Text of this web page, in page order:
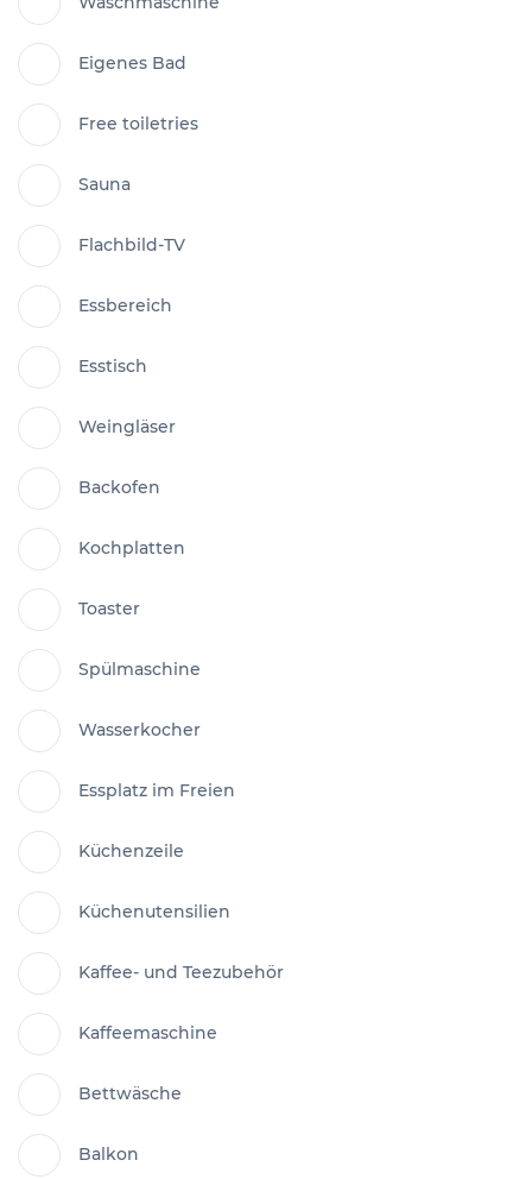
Eigenes Bad
Free toiletries
Sauna
Flachbild-TV
Essbereich
Esstisch
Weingläser
Backofen
Kochplatten
Toaster
Spülmaschine
Wasserkocher
Essplatz im Freien
Küchenzeile
Küchenutensilien
Kaffee- und Teezubehör
Kaffeemaschine
Bettwäsche
Balkon